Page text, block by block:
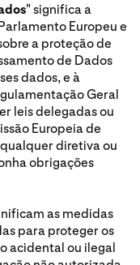
" significa a
Europeu e
a proteção de
de Dados
dados, e à
Geral
leis delegadas ou
Europeia de
diretiva ou
obrigações
as medidas
para proteger os
acidental ou ilegal